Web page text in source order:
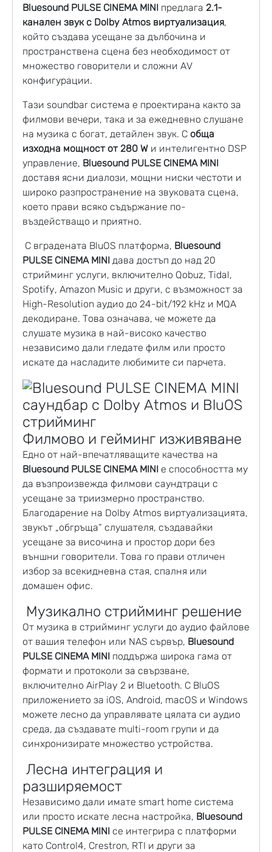
Bluesound PULSE CINEMA MINI предлага 2.1-
канален звук с Dolby Atmos виртуализация,
който създава усещане за дълбочина и
пространствена сцена без необходимост от
множество говорители и сложни AV
конфигурации.
Тази soundbar система е проектирана както за
филмови вечери, така и за ежедневно слушане
на музика с богат, детайлен звук. С обща
изходна мощност от 280 W и интелигентно DSP
управление, Bluesound PULSE CINEMA MINI
доставя ясни диалози, мощни ниски честоти и
широко разпространение на звуковата сцена,
което прави всяко съдържание по-
въздействащо и приятно.
С вградената BluOS платформа, Bluesound
PULSE CINEMA MINI дава достъп до над 20
стрийминг услуги, включително Qobuz, Tidal,
Spotify, Amazon Music и други, с възможност за
High-Resolution аудио до 24-bit/192 kHz и MQA
декодиране. Това означава, че можете да
слушате музика в най-високо качество
независимо дали гледате филм или просто
искате да насладите любимите си парчета.
Филмово и гейминг изживяване
Едно от най-впечатляващите качества на
Bluesound PULSE CINEMA MINI е способността му
да възпроизвежда филмови саундтраци с
усещане за триизмерно пространство.
Благодарение на Dolby Atmos виртуализацията,
звукът „обгръща“ слушателя, създавайки
усещане за височина и простор дори без
външни говорители. Това го прави отличен
избор за всекидневна стая, спалня или
домашен офис.
Музикално стрийминг решение
От музика в стрийминг услуги до аудио файлове
от вашия телефон или NAS сървър, Bluesound
PULSE CINEMA MINI поддържа широка гама от
формати и протоколи за свързване,
включително AirPlay 2 и Bluetooth. С BluOS
приложението за iOS, Android, macOS и Windows
можете лесно да управлявате цялата си аудио
среда, да създавате multi-room групи и да
синхронизирате множество устройства.
Лесна интеграция и
разширяемост
Независимо дали имате smart home система
или просто искате лесна настройка, Bluesound
PULSE CINEMA MINI се интегрира с платформи
като Control4, Crestron, RTI и други за